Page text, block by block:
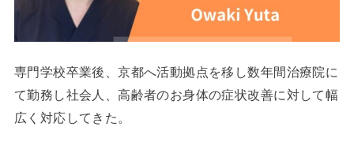
専門学校卒業後、京都へ活動拠点を移し数年間治療院に
て勤務し社会人、高齢者のお身体の症状改善に対して幅
広く対応してきた。